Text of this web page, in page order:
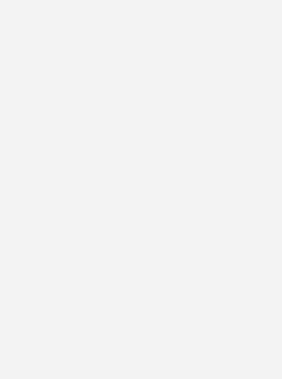
die Lage mit unseren Partnern neu
frühzeitige Absage der glasstec
liegt auf der Planungssicherheit
Alle Aktivitäten werden
der glasstec 2022
glasstec Beirats und Vorsitzender
„Die glasstec ist und bleibt die
die Glasindustrie, den
und sie bringt Menschen aus aller
kann diesen Anspruch leider
der Glasbranche hat